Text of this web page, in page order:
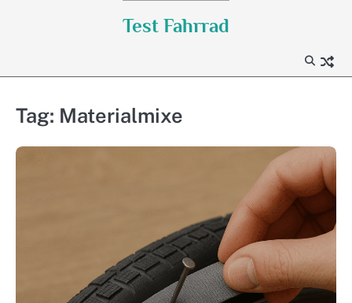
Test Fahrrad
Tag: Materialmixe